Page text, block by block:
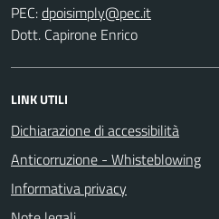
PEC:
Dott. Capirone Enrico
LINK UTILI
Dichiarazione di accessibilità
Anticorruzione - Whisteblowing
Informativa privacy